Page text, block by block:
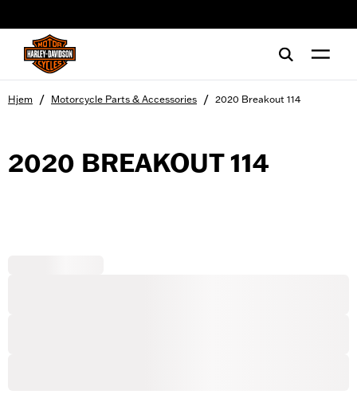
Hjem / Motorcycle Parts & Accessories / 2020 Breakout 114
2020 BREAKOUT 114